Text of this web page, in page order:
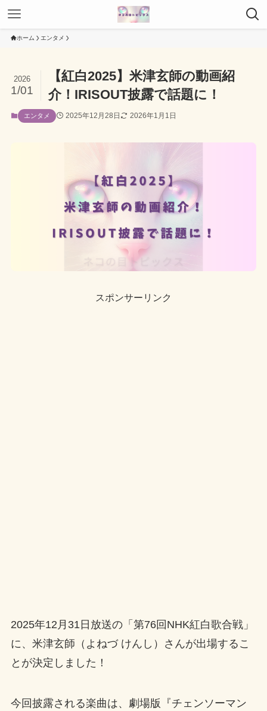
ホーム エンタメ
【紅白2025】米津玄師の動画紹
介！IRISOUT披露で話題に！
2026
1/01
エンタメ 2025年12月28日 2026年1月1日
スポンサーリンク
2025年12月31日放送の「第76回NHK紅白歌合戦」
に、米津玄師（よねづ けんし）さんが出場するこ
とが決定しました！
今回披露される楽曲は、劇場版『チェンソーマン